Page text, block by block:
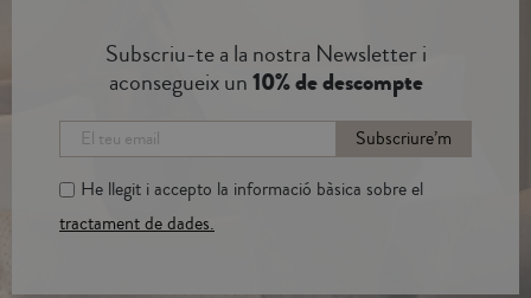
Subscriu-te a la nostra Newsletter i
aconsegueix un10% de descompte
Subscriure’m
He llegit i accepto la informació bàsica sobre el
tractament de dades.